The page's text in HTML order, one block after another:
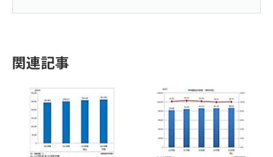
関連記事